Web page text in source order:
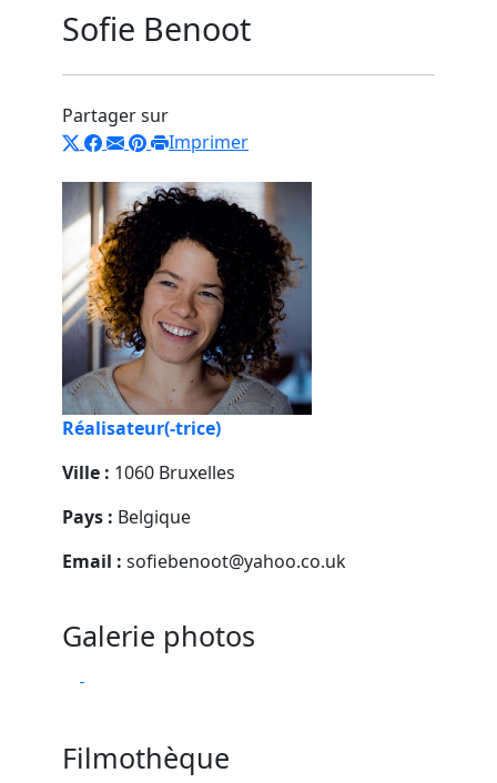
Sofie Benoot
Partager sur
Imprimer
Réalisateur(-trice)
Ville : 1060 Bruxelles
Pays : Belgique
Email : sofiebenoot@yahoo.co.uk
Galerie photos
Filmothèque